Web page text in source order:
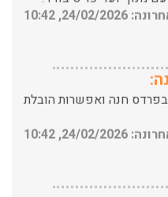
2026, 10:42